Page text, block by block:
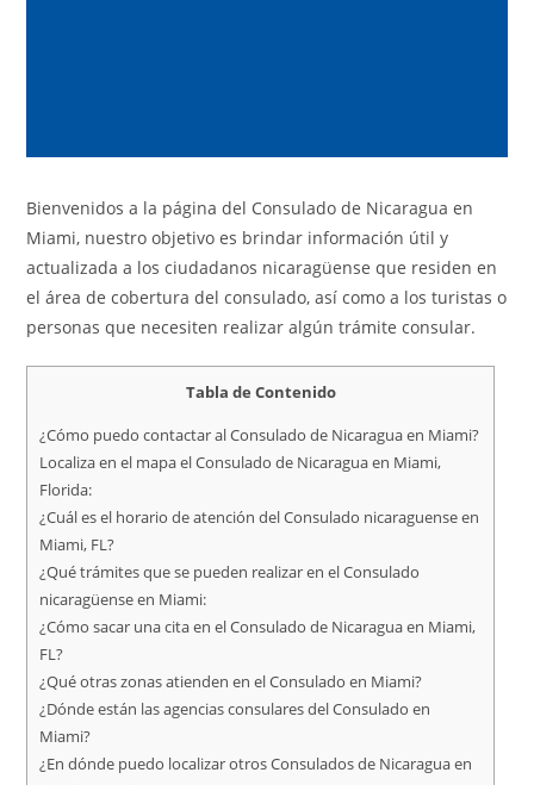
Bienvenidos a la página del Consulado de Nicaragua en
Miami, nuestro objetivo es brindar información útil y
actualizada a los ciudadanos nicaragüense que residen en
el área de cobertura del consulado, así como a los turistas o
personas que necesiten realizar algún trámite consular.
Tabla de Contenido
¿Cómo puedo contactar al Consulado de Nicaragua en Miami?
Localiza en el mapa el Consulado de Nicaragua en Miami,
Florida:
¿Cuál es el horario de atención del Consulado nicaraguense en
Miami, FL?
¿Qué trámites que se pueden realizar en el Consulado
nicaragüense en Miami:
¿Cómo sacar una cita en el Consulado de Nicaragua en Miami,
FL?
¿Qué otras zonas atienden en el Consulado en Miami?
¿Dónde están las agencias consulares del Consulado en
Miami?
¿En dónde puedo localizar otros Consulados de Nicaragua en